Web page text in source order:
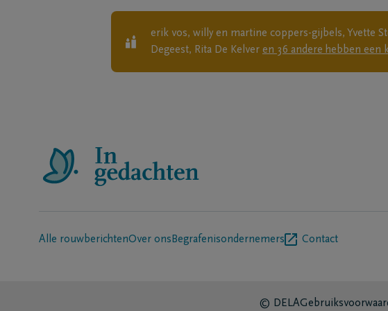
erik vos, willy en martine coppers-gijbels, Yvette
Degeest, Rita De Kelver en 36 andere hebben een
Alle rouwberichtenOver ons Begrafenisondernemers Contact
© DELA